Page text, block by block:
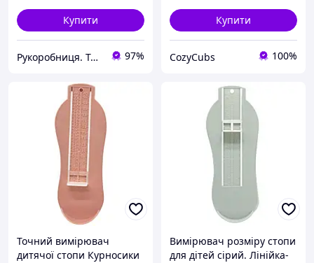
Купити
Рукоробниця. Товари для рукоділля та творчості. 97%
Купити
CozyCubs 100%
Точний вимірювач
дитячої стопи Курносики
Вимірювач розміру стопи
для дітей сірий. Лінійка-